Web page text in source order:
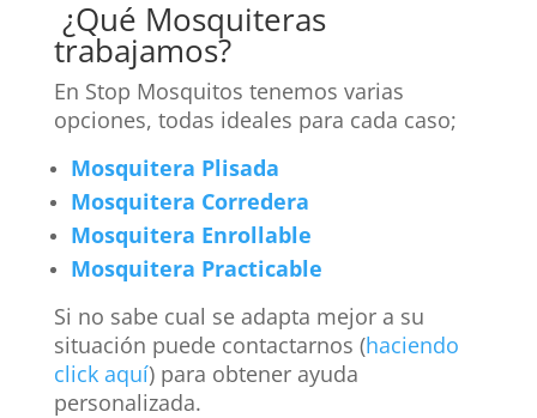
¿Qué Mosquiteras
trabajamos?
En Stop Mosquitos tenemos varias
opciones, todas ideales para cada caso;
Mosquitera Plisada
Mosquitera Corredera
Mosquitera Enrollable
Mosquitera Practicable
Si no sabe cual se adapta mejor a su
situación puede contactarnos (haciendo
click aquí) para obtener ayuda
personalizada.